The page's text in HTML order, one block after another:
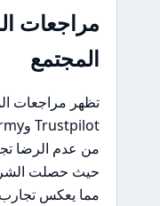
مراجعات
المجتمع
تظهر مراجعات
حيث حصلت
مما يعكس